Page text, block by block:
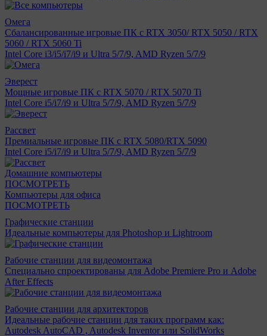
Омега
Сбалансированные игровые ПК с RTX 3050/ RTX 5050 / RTX
5060 / RTX 5060 Ti
Intel Core i3/i5/i7/i9 и Ultra 5/7/9, AMD Ryzen 5/7/9
Эверест
Мощные игровые ПК с RTX 5070 / RTX 5070 Ti
Intel Core i5/i7/i9 и Ultra 5/7/9, AMD Ryzen 5/7/9
Рассвет
Премиальные игровые ПК с RTX 5080/RTX 5090
Intel Core i5/i7/i9 и Ultra 5/7/9, AMD Ryzen 5/7/9
Домашние компьютеры
ПОСМОТРЕТЬ
Компьютеры для офиса
ПОСМОТРЕТЬ
Графические станции
Идеальные компьютеры для Photoshop и Lightroom
Рабочие станции для видеомонтажа
Специально спроектированы для Adobe Premiere Pro и Adobe
After Effects
Рабочие станции для архитекторов
Идеальные рабочие станции для таких программ как:
Autodesk AutoCAD , Autodesk Inventor или SolidWorks